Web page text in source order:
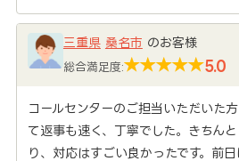
三重県 桑名市 のお客様
総合満足度: 5.0
コールセンターのご担当いただいた
て返事も速く、丁寧でした。きちん
り、対応はすごい良かったです。前